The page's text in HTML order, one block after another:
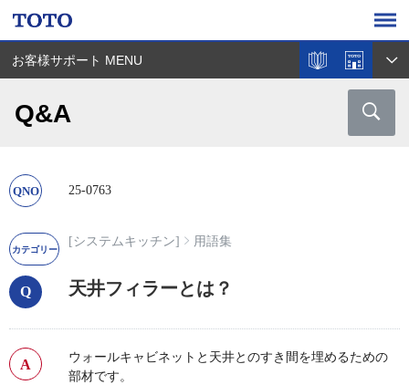
お客様サポート MENU
Q&A
25-0763
[システムキッチン] 用語集
天井フィラーとは？
ウォールキャビネットと天井とのすき間を埋めるための
部材です。